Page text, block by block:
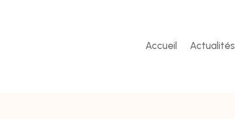
Accueil Actualités